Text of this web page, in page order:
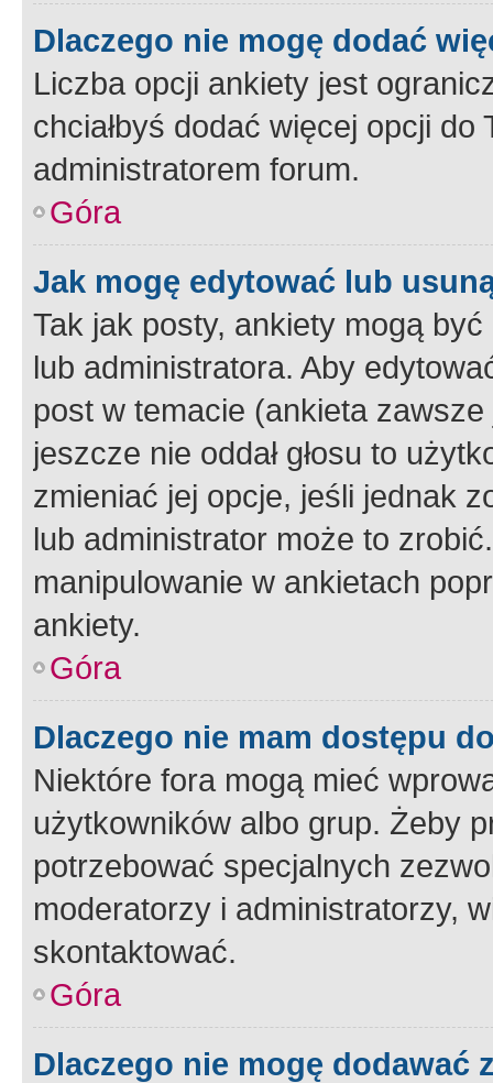
Dlaczego nie mogę dodać
Liczba opcji ankiety jest
chciałbyś dodać więcej opcji
administratorem forum.
Góra
Jak mogę edytować lub
Tak jak posty, ankiety mogą
lub administratora. Aby
post w temacie (ankieta
jeszcze nie oddał głosu to
zmieniać jej opcje, jeśli jednak
lub administrator może to
manipulowanie w ankietach
ankiety.
Góra
Dlaczego nie mam dostępu
Niektóre fora mogą mieć
użytkowników albo grup. Żeby
potrzebować specjalnych
moderatorzy i administratorzy,
skontaktować.
Góra
Dlaczego nie mogę dodawać